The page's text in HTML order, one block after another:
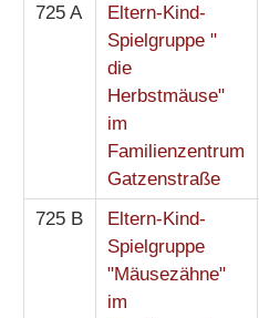
725 A
Eltern-Kind-
Spielgruppe "
die
Herbstmäuse"
im
Familienzentrum
Gatzenstraße
725 B
Eltern-Kind-
Spielgruppe
"Mäusezähne"
im